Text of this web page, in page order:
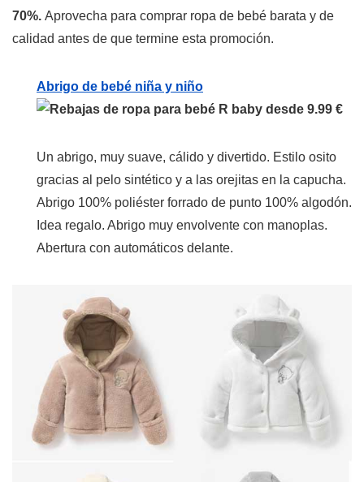
70%. Aprovecha para comprar ropa de bebé barata y de
calidad antes de que termine esta promoción.
Abrigo de bebé niña y niño
R baby desde 9.99 €
Un abrigo, muy suave, cálido y divertido. Estilo osito
gracias al pelo sintético y a las orejitas en la capucha.
Abrigo 100% poliéster forrado de punto 100% algodón.
Idea regalo. Abrigo muy envolvente con manoplas.
Abertura con automáticos delante.